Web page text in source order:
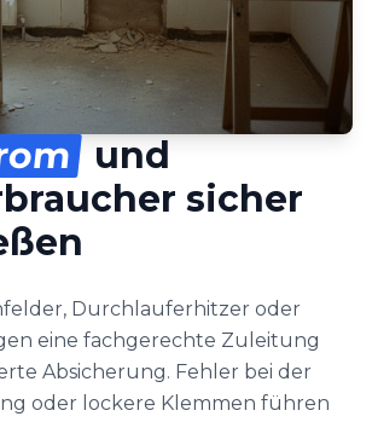
und
sicher
Durchlauferhitzer oder
eine fachgerechte Zuleitung
Absicherung. Fehler bei der
oder lockere Klemmen führen